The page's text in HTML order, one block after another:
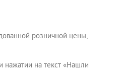
розничной цены,
нажатии на текст «Нашли